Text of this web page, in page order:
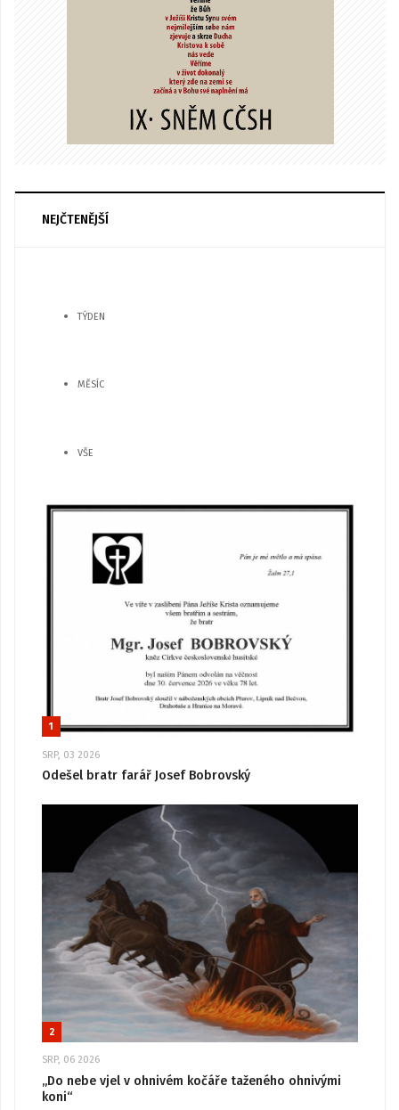
NEJČTENĚJŠÍ
TÝDEN
MĚSÍC
VŠE
1
SRP, 03 2026
Odešel bratr farář Josef Bobrovský
2
SRP, 06 2026
„Do nebe vjel v ohnivém kočáře taženého ohnivými
koni“